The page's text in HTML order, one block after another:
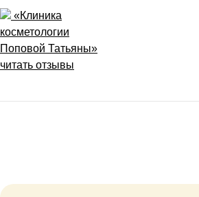
«Клиника
косметологии
Поповой Татьяны»
читать отзывы